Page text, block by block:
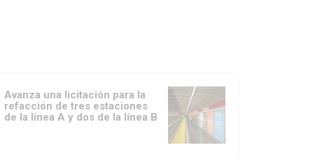
Avanza una licitación para la
refacción de tres estaciones
de la línea A y dos de la línea B